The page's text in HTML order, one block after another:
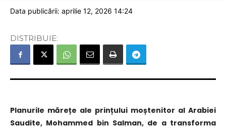
Data publicării: aprilie 12, 2026 14:24
DISTRIBUIE:
Planurile mărețe ale prințului moștenitor al Arabiei
Saudite, Mohammed bin Salman, de a transforma